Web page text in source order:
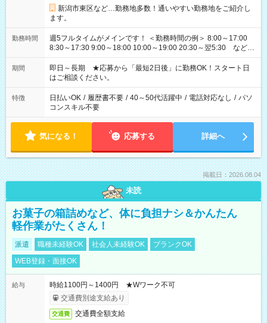
新潟市東区など…勤務地多数！通いやすい勤務地をご紹介し
ます。
勤務時間
週5フルタイムがメインです！ ＜勤務時間の例＞ 8:00～17:00
8:30～17:30 9:00～18:00 10:00～19:00 20:30～翌5:30 など ★
その他にも勤務時間多数！ 日勤のみ、残業なし、交替制など
ご希望を教えてください！
期間
即日～長期 ★応募から「最短2日後」に勤務OK！スタート日
はご相談ください。
特徴 日払いOK / 履歴書不要 / 40～50代活躍中 / 電話対応なし / パソ
コンスキル不要
気になる！ 応募する 詳細へ
掲載日：2026.08.04
未読
お菓子の箱詰めなど、体に負担ナシ＆かんたん
軽作業がたくさん！
派遣 職種未経験OK 社会人未経験OK
ブランクOK
WEB登録・面接OK
給与
時給1100円～1400円 ★Wワーク不可
交通費別途支給あり
交通費 交通費全額支給